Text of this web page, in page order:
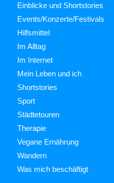
Einblicke und Shortstories
Events/Konzerte/Festivals
Hilfsmittel
Im Alltag
Im Internet
Mein Leben und ich
Shortstories
Sport
Städtetouren
Therapie
Vegane Ernährung
Wandern
Was mich beschäftigt